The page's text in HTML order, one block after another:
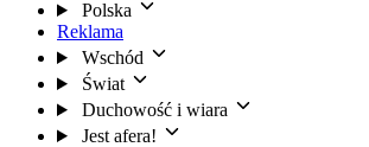
Polska
Reklama
Wschód
Świat
Duchowość i wiara
Jest afera!